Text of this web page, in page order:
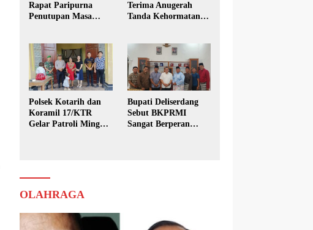
Rapat Paripurna
Penutupan Masa
Terima Anugerah
Tanda Kehormatan
Polsek Kotarih dan
Koramil 17/KTR
Gelar Patroli Minggu
Bupati Deliserdang
Sebut BKPRMI
Sangat Berperan
OLAHRAGA